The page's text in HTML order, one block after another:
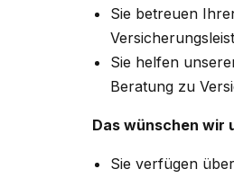
Sie betreuen
Sie helfen
Beratung zu
Das wünschen wir
Sie verfügen